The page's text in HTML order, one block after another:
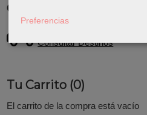
Costes de Envío
Consultar Destinos
Tu Carrito (0)
El carrito de la compra está vacío
Preferencias